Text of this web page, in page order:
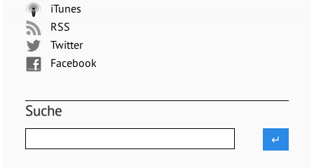
iTunes
RSS
Twitter
Facebook
Suche